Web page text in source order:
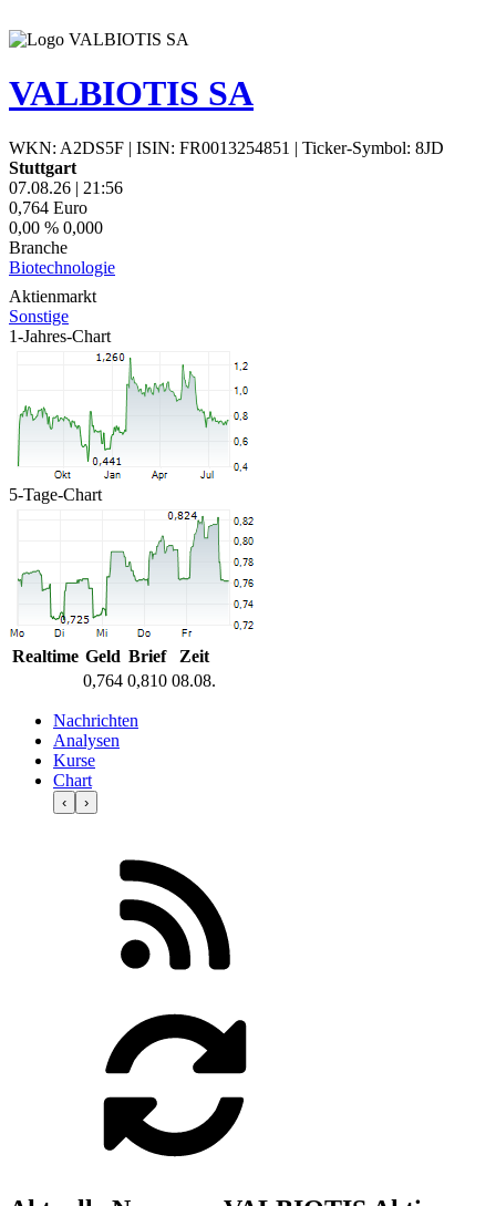
VALBIOTIS SA
WKN: A2DS5F | ISIN: FR0013254851 | Ticker-Symbol: 8JD
Stuttgart
07.08.26 | 21:56
0,764 Euro
0,00 % 0,000
Branche
Biotechnologie
Aktienmarkt
Sonstige
1-Jahres-Chart
5-Tage-Chart
Realtime Geld Brief
Zeit
0,764 0,810 08.08.
Nachrichten
Analysen
Kurse
Chart
‹ ›